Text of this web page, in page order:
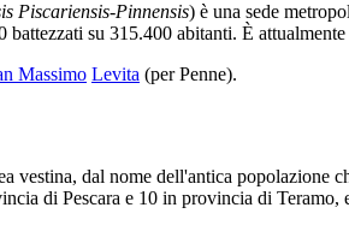
Piscariensis-Pinnensis) è una sede
battezzati su 315.400 abitanti. È
Massimo Levita (per Penne).
vestina, dal nome dell'antica popolazione
di Pescara e 10 in provincia di